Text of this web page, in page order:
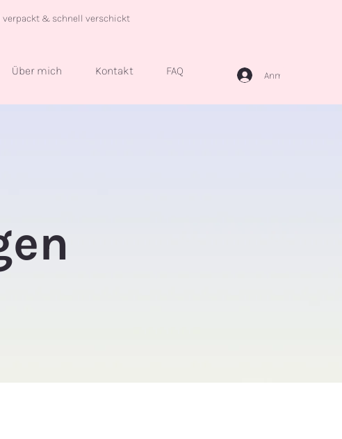
verpackt & schnell verschickt
Über mich Kontakt FAQ Anmelden